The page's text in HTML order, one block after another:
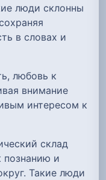
люди склонны
в словах и
любовь к
внимание
интересом к
склад
познанию и
Такие люди